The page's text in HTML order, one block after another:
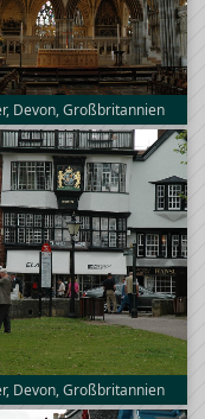
Devon, Großbritannien
Devon, Großbritannien